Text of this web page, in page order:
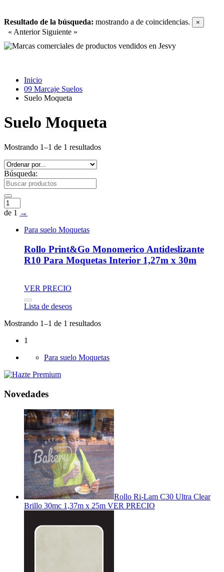
Resultado de la búsqueda: mostrando a de coincidencias. ×
« Anterior Siguiente »
Inicio
09 Marcaje Suelos
Suelo Moqueta
Suelo Moqueta
Mostrando 1–1 de 1 resultados
Búsqueda:
de 1 →
Para suelo Moquetas
Rollo Print&Go Monomerico Antideslizante
R10 Para Moquetas Interior 1,27m x 30m
VER PRECIO
Lista de deseos
Mostrando 1–1 de 1 resultados
1
Para suelo Moquetas
Novedades
Rollo Ri-Lam C30 Ultra Clear
Brillo 30mc 1,37m x 25m VER PRECIO